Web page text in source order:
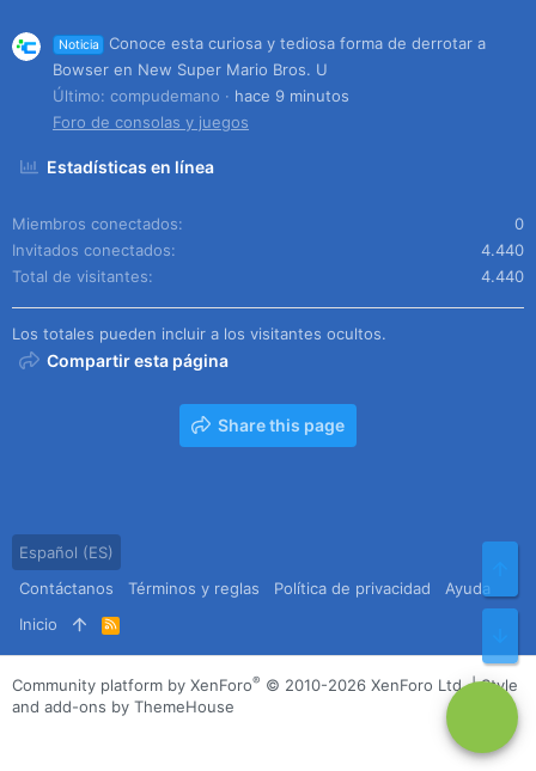
Noticia
Conoce esta curiosa y tediosa forma de derrotar a
Bowser en New Super Mario Bros. U
Último: compudemano
hace 9 minutos
Foro de consolas y juegos
Estadísticas en línea
Miembros conectados
0
Invitados conectados
4.440
Total de visitantes
4.440
Los totales pueden incluir a los visitantes ocultos.
Compartir esta página
Share this page
Español (ES)
Contáctanos
Términos y reglas Política de privacidad
Ayuda
Inicio
R
S
S
Community platform by XenForo® © 2010-2026 XenForo Ltd. |Style
and add-ons by ThemeHouse